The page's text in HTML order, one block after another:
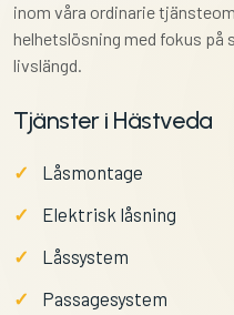
inom våra ordinarie
helhetslösning med fokus på
livslängd.
Tjänster i Hästveda
Låsmontage
Elektrisk låsning
Låssystem
Passagesystem